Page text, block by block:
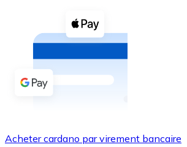
Coupons crypto
Achetez des cryptomonnaies en
Acheter avec espèces
Virement SEPA
Acheter cardano par virement bancaire